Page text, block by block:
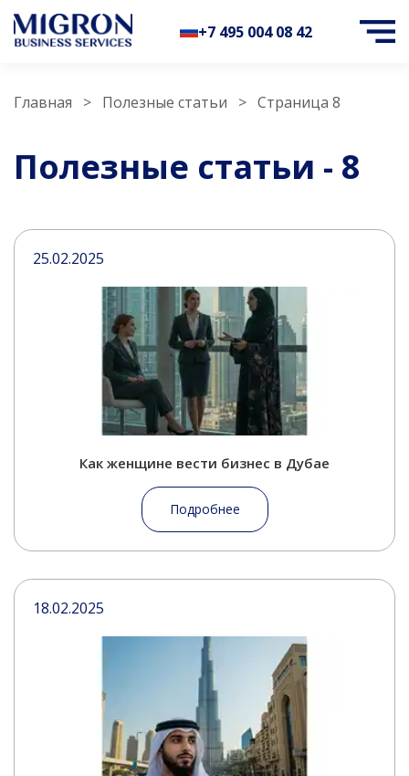
+7 495 004 08 42
Главная Полезные статьи Страница 8
Полезные статьи - 8
25.02.2025
Как женщине вести бизнес в Дубае
Подробнее
18.02.2025